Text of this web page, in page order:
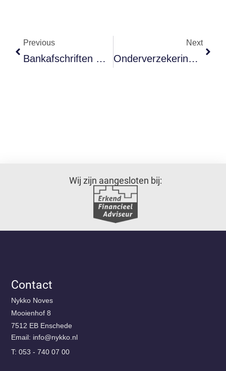
Previous
Bankafschriften Checken: Hoeveel Betaal Je Echt Aan Abonnementen?
Next
Onderverzekering Bij Je Inboedel: Zo Betaal Je Geen Schade Uit Eigen Zak
Wij zijn aangesloten bij:
Contact
Nykko Noves
Mooienhof 8
7512 EB Enschede
Email:
ln.okkyn
@ofni
T: 053 - 740 07 00